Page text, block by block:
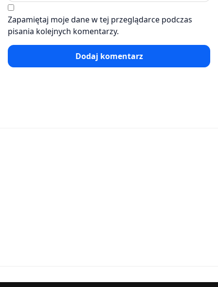
Zapamiętaj moje dane w tej przeglądarce podczas
pisania kolejnych komentarzy.
Dodaj komentarz